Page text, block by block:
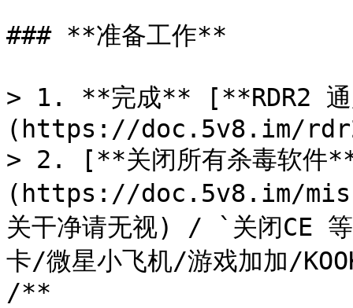
### **准备工作**
> 1. **完成** [**RDR2
(https://doc.5v8.im/
> 2. [**关闭所有杀毒软件
(https://doc.5v8.im/
关干净请无视) / `关闭CE
卡/微星小飞机/游戏加加/
/**